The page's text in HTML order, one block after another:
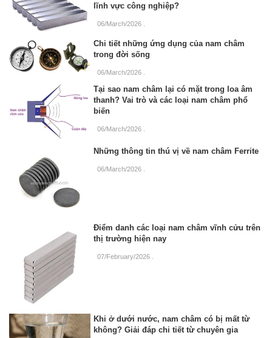
lĩnh vực công nghiệp?
06/March/2026
Chi tiết những ứng dụng của nam châm
trong đời sống
06/March/2026
Tại sao nam châm lại có mặt trong loa âm
thanh? Vai trò và các loại nam châm phổ
biến
06/March/2026
Những thông tin thú vị về nam châm Ferrite
06/March/2026
Điểm danh các loại nam châm vĩnh cửu trên
thị trường hiện nay
07/February/2026
Khi ở dưới nước, nam châm có bị mất từ
không? Giải đáp chi tiết từ chuyên gia